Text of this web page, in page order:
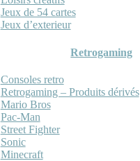
Jeux de 54 cartes
Jeux d’exterieur
Retrogaming
Consoles retro
Retrogaming – Produits dérivés
Mario Bros
Pac-Man
Street Fighter
Sonic
Minecraft